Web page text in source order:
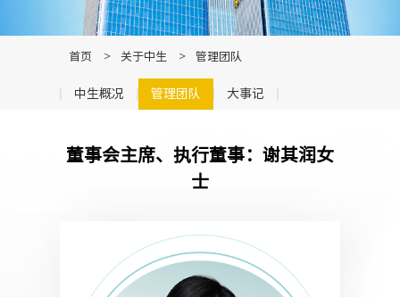
首页 > 关于中生 > 管理团队
中生概况 管理团队 大事记
董事会主席、执行董事：谢其润女
士